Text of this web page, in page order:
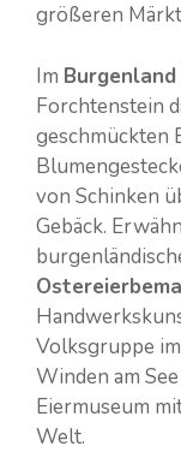
größeren
Im Burgenland
Forchtenstein
geschmückten
von Schinken
Gebäck.
Volksgruppe
Winden am
Eiermuseum
Welt.